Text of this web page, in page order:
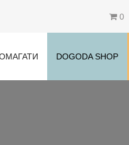
0
DOGODA SHOP